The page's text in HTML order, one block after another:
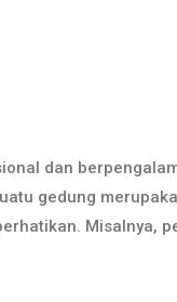
dan
gedung
Misalnya,